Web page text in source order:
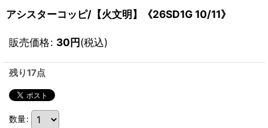
アシスターコッピ/【火文明】《26SD1G 10/11》
販売価格: 30円(税込)
残り17点
数量: